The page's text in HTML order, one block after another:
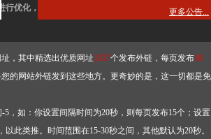
优化，才能获得稳定的外链
，最终使搜索引擎收录带
，其中精选出优质网址3317个发布外链，每页发布10
的网站外链发到这些地方。更奇妙的是，这一切都是免
-5，如：你设置间隔时间为20秒，则每页发布15个；设置
以此类推。时间范围在15-30秒之间，其他默认为20秒
更多公告...